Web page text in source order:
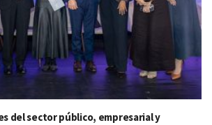
del sector público, empresarial y